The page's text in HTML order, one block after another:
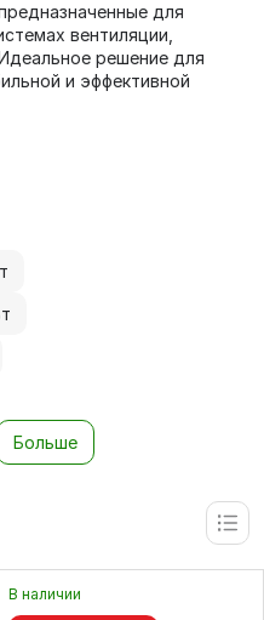
для
вентиляции,
решение для
и эффективной
Больше
В наличии